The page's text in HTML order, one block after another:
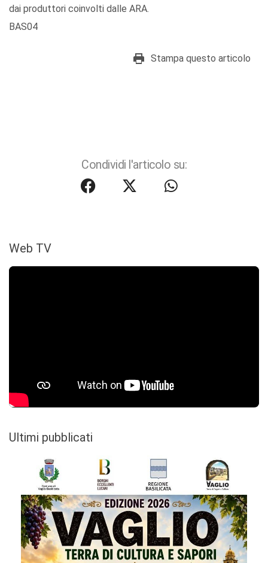
dai produttori coinvolti dalle ARA.
BAS04
Stampa questo articolo
Condividi l'articolo su:
Web TV
Ultimi pubblicati